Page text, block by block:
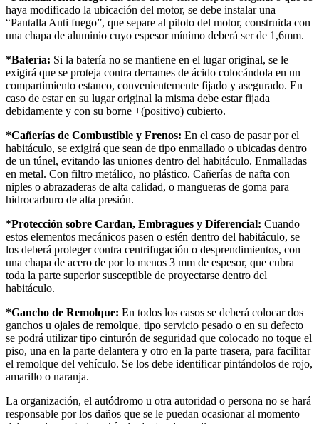
haya modificado la ubicación del motor, se debe instalar una
“Pantalla Anti fuego”, que separe al piloto del motor, construida con
una chapa de aluminio cuyo espesor mínimo deberá ser de 1,6mm.
*Batería: Si la batería no se mantiene en el lugar original, se le
exigirá que se proteja contra derrames de ácido colocándola en un
compartimiento estanco, convenientemente fijado y asegurado. En
caso de estar en su lugar original la misma debe estar fijada
debidamente y con su borne +(positivo) cubierto.
*Cañerías de Combustible y Frenos: En el caso de pasar por el
habitáculo, se exigirá que sean de tipo enmallado o ubicadas dentro
de un túnel, evitando las uniones dentro del habitáculo. Enmalladas
en metal. Con filtro metálico, no plástico. Cañerías de nafta con
niples o abrazaderas de alta calidad, o mangueras de goma para
hidrocarburo de alta presión.
*Protección sobre Cardan, Embragues y Diferencial: Cuando
estos elementos mecánicos pasen o estén dentro del habitáculo, se
los deberá proteger contra centrifugación o desprendimientos, con
una chapa de acero de por lo menos 3 mm de espesor, que cubra
toda la parte superior susceptible de proyectarse dentro del
habitáculo.
*Gancho de Remolque: En todos los casos se deberá colocar dos
ganchos u ojales de remolque, tipo servicio pesado o en su defecto
se podrá utilizar tipo cinturón de seguridad que colocado no toque el
piso, una en la parte delantera y otro en la parte trasera, para facilitar
el remolque del vehículo. Se los debe identificar pintándolos de rojo,
amarillo o naranja.
La organización, el autódromo u otra autoridad o persona no se hará
responsable por los daños que se le puedan ocasionar al momento